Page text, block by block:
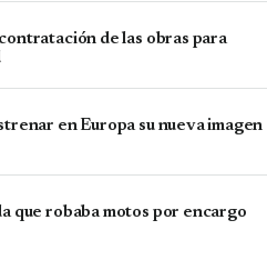
de las obras para
en Europa su nueva imagen
que robaba motos por encargo